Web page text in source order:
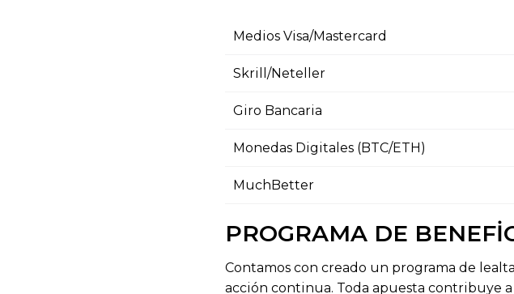
Medios Visa/Mastercard
Skrill/Neteller
Giro Bancaria
Monedas Digitales (BTC/ETH)
MuchBetter
PROGRAMA DE
Contamos con creado un programa de
acción continua. Toda apuesta contribuye